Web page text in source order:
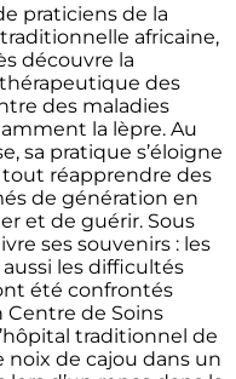
praticiens de la
africaine,
découvre la
des
des maladies
la lèpre. Au
sa pratique s’éloigne
réapprendre des
de génération en
et de guérir. Sous
ses souvenirs : les
les difficultés
été confrontés
Centre de Soins
traditionnel de
noix de cajou dans un